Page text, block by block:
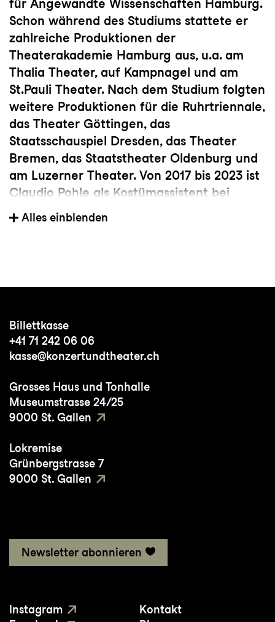
für Angewandte Wissenschaften Hamburg.
Schon während des Studiums stattete er
zahlreiche Produktionen der
Theaterakademie Hamburg aus, u.a. am
Thalia Theater, auf Kampnagel und am
St.Pauli Theater. Nach dem Studium folgten
weitere Produktionen für die Ruhrtriennale,
das Theater Göttingen, das
Staatsschauspiel Dresden, das Theater
Bremen, das Staatstheater Oldenburg und
am Luzerner Theater. Von 2017 bis 2023 ist
Claudio Pohle als Kostümassistent bei
Konzert und Theater St.Gallen engagiert.
Hier hat er u.a. Kostüme entworfen für die
Sparte Bestes Kostümbild mit dem
Deutschen Musical Theater Preis
ausgezeichnet worden.
Alles einblenden
Billettkasse
+41 71 242 06 06
kasse@konzertundtheater.ch
Grosses Haus und Tonhalle
Museumstrasse 24/25
9000 St. Gallen
Lokremise
Grünbergstrasse 7
9000 St. Gallen
Newsletter abonnieren
Instagram
Kontakt